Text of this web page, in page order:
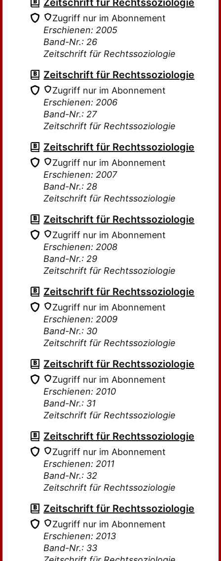
Zeitschrift für Rechtssoziologie
Zugriff nur im Abonnement
Erschienen: 2005
Band-Nr.: 26
Zeitschrift für Rechtssoziologie
Zeitschrift für Rechtssoziologie
Zugriff nur im Abonnement
Erschienen: 2006
Band-Nr.: 27
Zeitschrift für Rechtssoziologie
Zeitschrift für Rechtssoziologie
Zugriff nur im Abonnement
Erschienen: 2007
Band-Nr.: 28
Zeitschrift für Rechtssoziologie
Zeitschrift für Rechtssoziologie
Zugriff nur im Abonnement
Erschienen: 2008
Band-Nr.: 29
Zeitschrift für Rechtssoziologie
Zeitschrift für Rechtssoziologie
Zugriff nur im Abonnement
Erschienen: 2009
Band-Nr.: 30
Zeitschrift für Rechtssoziologie
Zeitschrift für Rechtssoziologie
Zugriff nur im Abonnement
Erschienen: 2010
Band-Nr.: 31
Zeitschrift für Rechtssoziologie
Zeitschrift für Rechtssoziologie
Zugriff nur im Abonnement
Erschienen: 2011
Band-Nr.: 32
Zeitschrift für Rechtssoziologie
Zeitschrift für Rechtssoziologie
Zugriff nur im Abonnement
Erschienen: 2013
Band-Nr.: 33